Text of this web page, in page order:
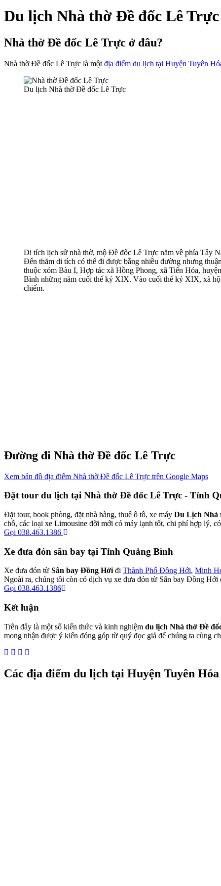
Du lịch Nhà thờ Đề đốc Lê
Nhà thờ Đề đốc Lê Trực ở đâu?
Nhà thờ Đề đốc Lê Trực là một địa điểm du lịch tại Huyện Tuyên
Du lịch Nhà thờ Đề đốc Lê Trực
Di tích lịch sử nhà thờ, mộ Đề đốc Lê Trực nằm về phía Tây
Đến thăm di tích có thể đi được bằng nhiều đường nhưng
thuộc xóm Bàu I, Hợp tác xã Hồng Phong, xã Tiến Hóa,
Bình những năm cuối thế kỷ XIX. Vào cuối thế kỷ XIX, xã
chiếm.
Đường đi Nhà thờ Đề đốc Lê Trực
Xem bản đồ địa điểm Nhà thờ Đề đốc Lê Trực trên Google Maps
Đặt tour du lịch tại Nhà thờ Đề đốc Lê Trực - Tỉnh
Đặt tour, book phòng, đặt nhà hàng, thuê ô tô, xe máy Du Lịch Nhà
chỗ, các loại xe Limousine đời mới có máy lạnh tốt, chi phí hợp lý,
Gọi 038.463.1386
Xe đưa đón sân bay tại Tỉnh Quảng Bình
Xe đưa đón từ Sân bay Đồng Hới đi Thành Phố Đồng Hới, Minh
Ngoài ra, chúng tôi còn có dịch vụ xe đưa đón từ Sân bay Đồng Hới
Gọi 038.463.1386
Kết luận
Trên đây là một số kiến thức và kinh nghiệm du lịch Nhà thờ Đề
mong nhận được ý kiến đóng góp từ quý đọc giả để chúng ta cùng
Các địa điểm du lịch tại Huyện Tuyên Hóa